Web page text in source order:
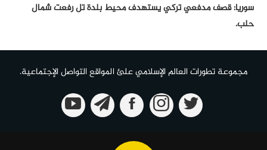
سوريا: قصف مدفعي تركي يستهدف محيط بلدة تل رفعت شمال
حلب.
مجموعة تطورات العالم الإسلامي علئ المواقع التواصل الإجتماعية.